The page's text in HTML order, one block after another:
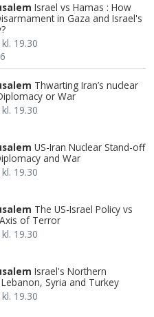
Israel vs Hamas : How
in Gaza and Israel's
19.30
Thwarting Iran’s nuclear
or War
19.30
US-Iran Nuclear Stand-off
and War
19.30
The US-Israel Policy vs
of Terror
19.30
Israel's Northern
Syria and Turkey
19.30